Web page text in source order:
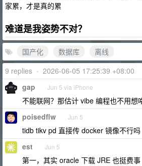
家累，才是真的累
难道是我姿势不对？
国产化 数据库
离线
9 replies • 2026-06-05 17:25:39 +08:00
gap Jun 5 via iPhone
不能联网？那估计 vibe 编程也不用想
poisedflw Jun 5
tidb tikv pd 直接传 docker 镜像不行吗
est Jun 5
第一，其实 oracle 下载 JRE 也挺费事